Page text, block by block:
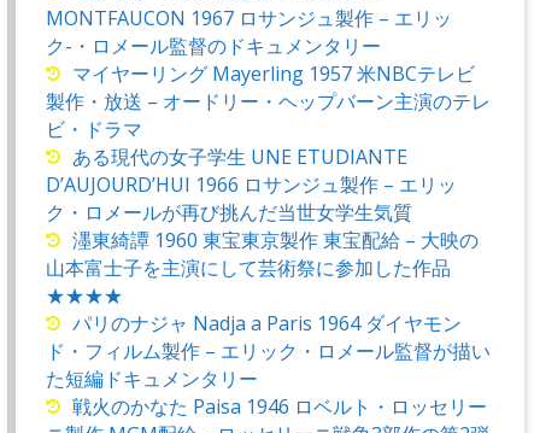
MONTFAUCON 1967 ロサンジュ製作 – エリッ
ク-・ロメール監督のドキュメンタリー
マイヤーリング Mayerling 1957 米NBCテレビ
製作・放送 – オードリー・ヘップバーン主演のテレ
ビ・ドラマ
ある現代の女子学生 UNE ETUDIANTE
D’AUJOURD’HUI 1966 ロサンジュ製作 – エリッ
ク・ロメールが再び挑んだ当世女学生気質
濹東綺譚 1960 東宝東京製作 東宝配給 – 大映の
山本富士子を主演にして芸術祭に参加した作品
★★★★
パリのナジャ Nadja a Paris 1964 ダイヤモン
ド・フィルム製作 – エリック・ロメール監督が描い
た短編ドキュメンタリー
戦火のかなた Paisa 1946 ロベルト・ロッセリー